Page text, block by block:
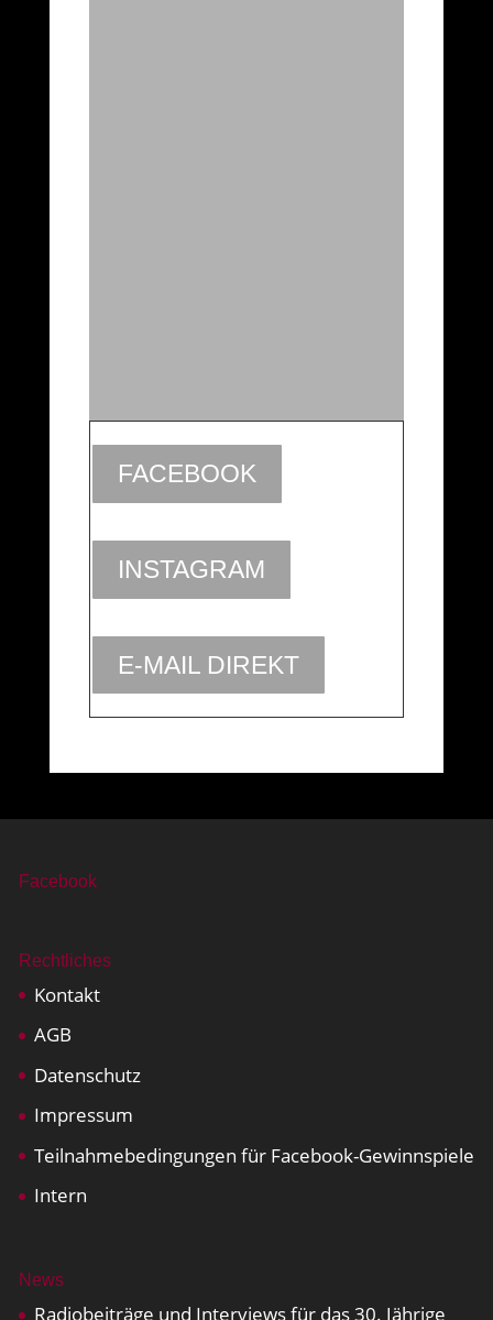
FACEBOOK
INSTAGRAM
E-MAIL DIREKT
Facebook
Rechtliches
Kontakt
AGB
Datenschutz
Impressum
Teilnahmebedingungen für Facebook-Gewinnspiele
Intern
News
Radiobeiträge und Interviews für das 30. Jährige